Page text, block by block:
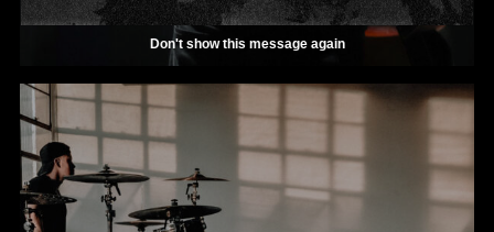
Don't show this message again